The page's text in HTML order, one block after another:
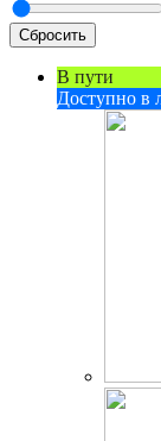
Сбросить
В пути
Доступно в